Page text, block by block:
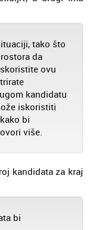
tako što
da
ovu
kandidatu
iskoristiti
bi
više.
kandidata za kraj
bi